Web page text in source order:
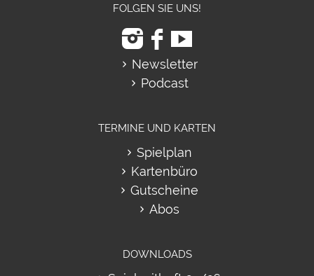
FOLGEN SIE UNS!
Newsletter
Podcast
TERMINE UND KARTEN
Spielplan
Kartenbüro
Gutscheine
Abos
DOWNLOADS